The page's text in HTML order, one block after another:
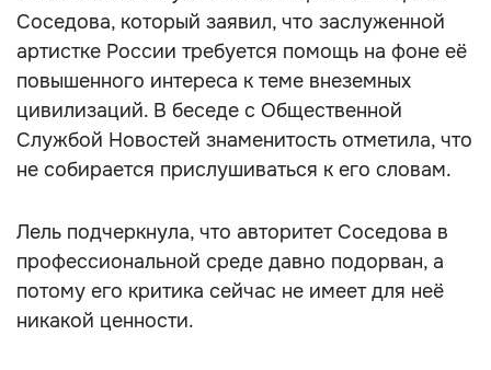
Соседова, который заявил, что заслуженной
артистке России требуется помощь на фоне её
повышенного интереса к теме внеземных
цивилизаций. В беседе с Общественной
Службой Новостей знаменитость отметила, что
не собирается прислушиваться к его словам.
Лель подчеркнула, что авторитет Соседова в
профессиональной среде давно подорван, а
потому его критика сейчас не имеет для неё
никакой ценности.